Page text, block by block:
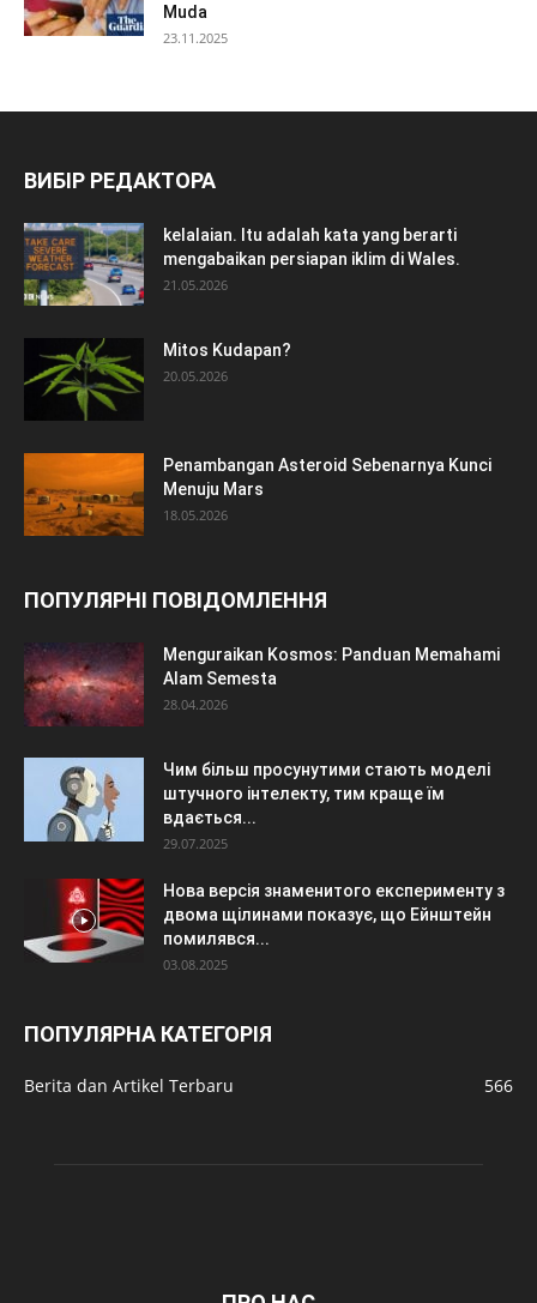
Muda
23.11.2025
ВИБІР РЕДАКТОРА
kelalaian. Itu adalah kata yang berarti
mengabaikan persiapan iklim di Wales.
21.05.2026
Mitos Kudapan?
20.05.2026
Penambangan Asteroid Sebenarnya Kunci
Menuju Mars
18.05.2026
ПОПУЛЯРНІ ПОВІДОМЛЕННЯ
Menguraikan Kosmos: Panduan Memahami
Alam Semesta
28.04.2026
Чим більш просунутими стають моделі
штучного інтелекту, тим краще їм
вдається...
29.07.2025
Нова версія знаменитого експерименту з
двома щілинами показує, що Ейнштейн
помилявся...
03.08.2025
ПОПУЛЯРНА КАТЕГОРІЯ
Berita dan Artikel Terbaru 566